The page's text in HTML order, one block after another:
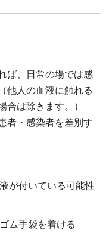
ば、日常の場では感
他人の血液に触れる
合は除きます。）
者・感染者を差別す
が付いている可能性
ム手袋を着ける